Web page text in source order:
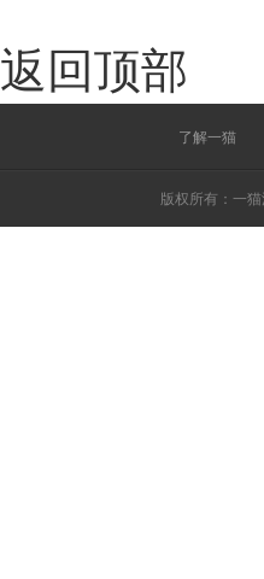
返回顶部
了解一猫
版权所有：一